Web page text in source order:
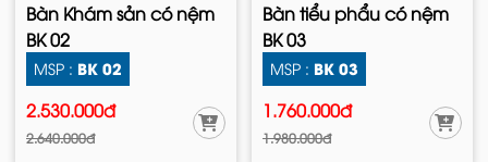
Bàn Khám sản có nệm
BK 02
MSP : BK 02
2.530.000đ
2.640.000đ
Bàn tiểu phẩu có nệm
BK 03
MSP : BK 03
1.760.000đ
1.980.000đ